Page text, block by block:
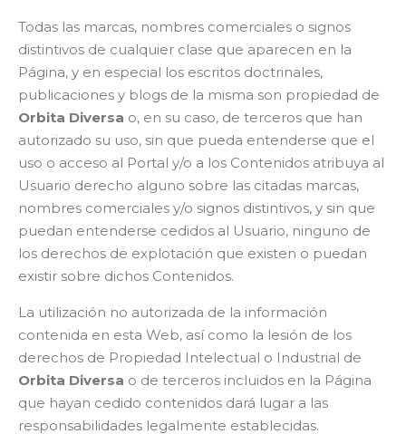
Todas las marcas, nombres comerciales o signos
distintivos de cualquier clase que aparecen en la
Página, y en especial los escritos doctrinales,
publicaciones y blogs de la misma son propiedad de
Orbita Diversa o, en su caso, de terceros que han
autorizado su uso, sin que pueda entenderse que el
uso o acceso al Portal y/o a los Contenidos atribuya al
Usuario derecho alguno sobre las citadas marcas,
nombres comerciales y/o signos distintivos, y sin que
puedan entenderse cedidos al Usuario, ninguno de
los derechos de explotación que existen o puedan
existir sobre dichos Contenidos.
La utilización no autorizada de la información
contenida en esta Web, así como la lesión de los
derechos de Propiedad Intelectual o Industrial de
Orbita Diversa o de terceros incluidos en la Página
que hayan cedido contenidos dará lugar a las
responsabilidades legalmente establecidas.